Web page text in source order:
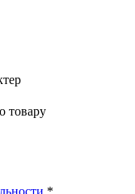
товару
*